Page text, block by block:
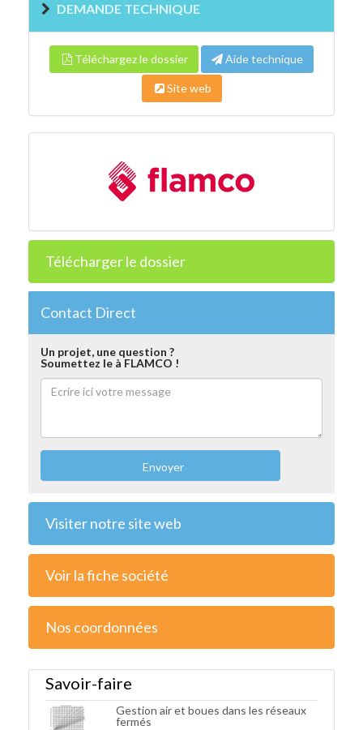
DEMANDE TECHNIQUE
Téléchargez le dossier Aide technique
Site web
Télécharger le dossier
Contact Direct
Un projet, une question ?
Soumettez le à FLAMCO !
Envoyer
Visiter notre site web
Voir la fiche société
Nos coordonnées
Savoir-faire
Gestion air et boues dans les réseaux
fermés